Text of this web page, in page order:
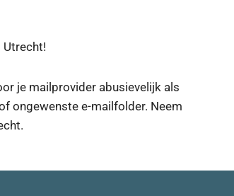
Utrecht!
je mailprovider abusievelijk als
ongewenste e-mailfolder. Neem
.